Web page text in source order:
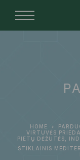
HOME
VIRTUVĖS
PIETŲ DĖŽUTĖS,
STIKLAINIS